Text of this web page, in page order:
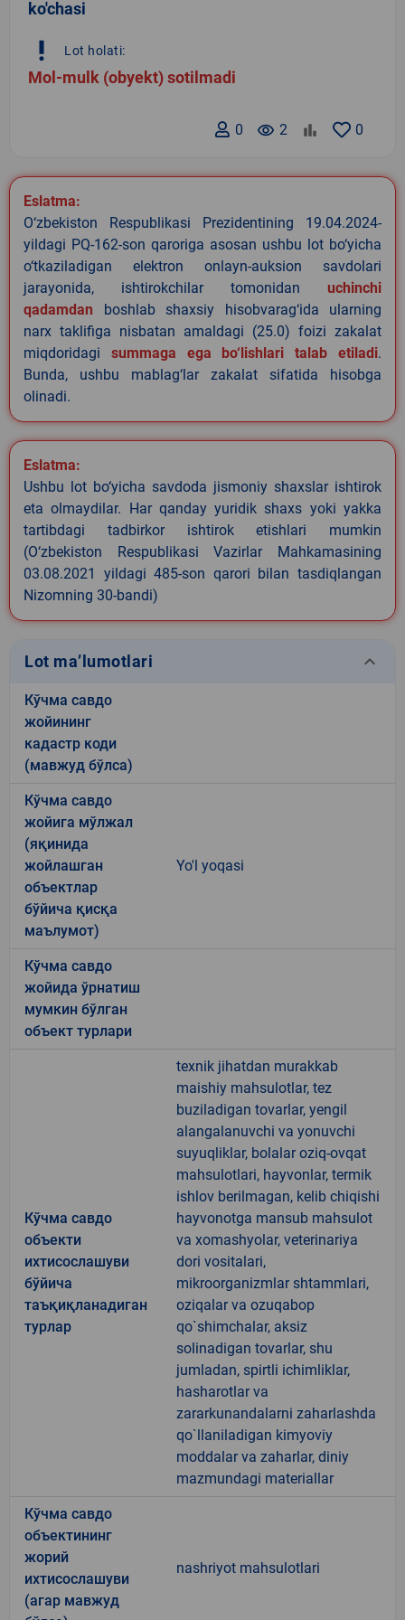
ko'chasi
priority_high Lot holati:
Mol-mulk (obyekt) sotilmadi
0
remove_red_eye 2
0
Eslatma:
O‘zbekiston Respublikasi Prezidentining 19.04.2024-
yildagi PQ-162-son qaroriga asosan ushbu lot bo‘yicha
o‘tkaziladigan elektron onlayn-auksion savdolari
jarayonida, ishtirokchilar tomonidan uchinchi
qadamdan boshlab shaxsiy hisobvarag‘ida ularning
narx taklifiga nisbatan amaldagi (25.0) foizi zakalat
miqdoridagi summaga ega bo‘lishlari talab etiladi.
Bunda, ushbu mablag‘lar zakalat sifatida hisobga
olinadi.
Eslatma:
Ushbu lot bo‘yicha savdoda jismoniy shaxslar ishtirok
eta olmaydilar. Har qanday yuridik shaxs yoki yakka
tartibdagi tadbirkor ishtirok etishlari mumkin
(O‘zbekiston Respublikasi Vazirlar Mahkamasining
03.08.2021 yildagi 485-son qarori bilan tasdiqlangan
Nizomning 30-bandi)
Lot ma’lumotlari keyboard_arrow_down
Кўчма савдо
жойининг
кадастр коди
(мавжуд бўлса)
Кўчма савдо
жойига мўлжал
(яқинида
жойлашган
объектлар
бўйича қисқа
маълумот)
Yo'l yoqasi
Кўчма савдо
жойида ўрнатиш
мумкин бўлган
объект турлари
Кўчма савдо
объекти
ихтисослашуви
бўйича
таъқиқланадиган
турлар
texnik jihatdan murakkab
maishiy mahsulotlar, tez
buziladigan tovarlar, yengil
alangalanuvchi va yonuvchi
suyuqliklar, bolalar oziq-ovqat
mahsulotlari, hayvonlar, termik
ishlov berilmagan, kelib chiqishi
hayvonotga mansub mahsulot
va xomashyolar, veterinariya
dori vositalari,
mikroorganizmlar shtammlari,
oziqalar va ozuqabop
qo`shimchalar, aksiz
solinadigan tovarlar, shu
jumladan, spirtli ichimliklar,
hasharotlar va
zararkunandalarni zaharlashda
qo`llaniladigan kimyoviy
moddalar va zaharlar, diniy
mazmundagi materiallar
Кўчма савдо
объектининг
жорий
ихтисослашуви
(агар мавжуд
nashriyot mahsulotlari